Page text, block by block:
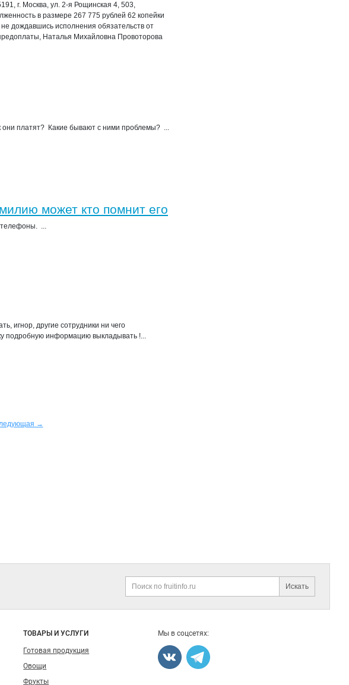
г. Москва, ул. 2-я Рощинская 4, 503,
в размере 267 775 рублей 62 копейки
дождавшись исполнения обязательств от
Наталья Михайловна Провоторова
платят? Какие бывают с ними проблемы? ...
может кто помнит его
телефоны. ...
игнор, другие сотрудники ни чего
подробную информацию выкладывать !...
→
Искать
ТОВАРЫ И УСЛУГИ
Готовая продукция
Овощи
Фрукты
Мы в соцсетях: